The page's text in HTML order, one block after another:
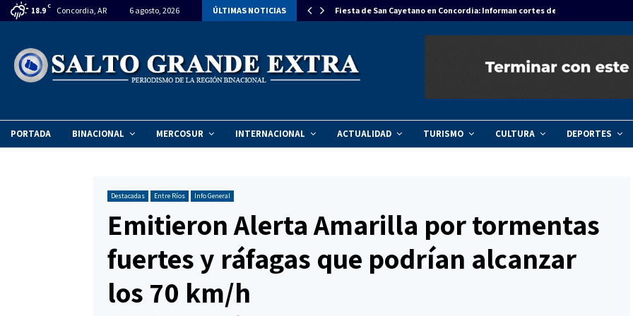
18.9 C Concordia, AR 6 agosto, 2026 ÚLTIMAS NOTICIAS
declarar la emergencia ambiental en el Vertedero Municipal de… Fiesta de San Cayetano en Concordia: Informan cortes de tránsito…
PORTADA BINACIONAL MERCOSUR INTERNACIONAL ACTUALIDAD TURISMO CULTURA DEPORTES
Destacadas Entre Ríos Info General
Emitieron Alerta Amarilla por tormentas
fuertes y ráfagas que podrían alcanzar
los 70 km/h